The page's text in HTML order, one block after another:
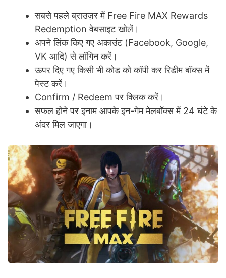
सबसे पहले ब्राउज़र में Free Fire MAX Rewards
Redemption वेबसाइट खोलें।
अपने लिंक किए गए अकाउंट (Facebook, Google,
VK आदि) से लॉगिन करें।
ऊपर दिए गए किसी भी कोड को कॉपी कर रिडीम बॉक्स में
पेस्ट करें।
Confirm / Redeem पर क्लिक करें।
सफल होने पर इनाम आपके इन-गेम मेलबॉक्स में 24 घंटे के
अंदर मिल जाएगा।